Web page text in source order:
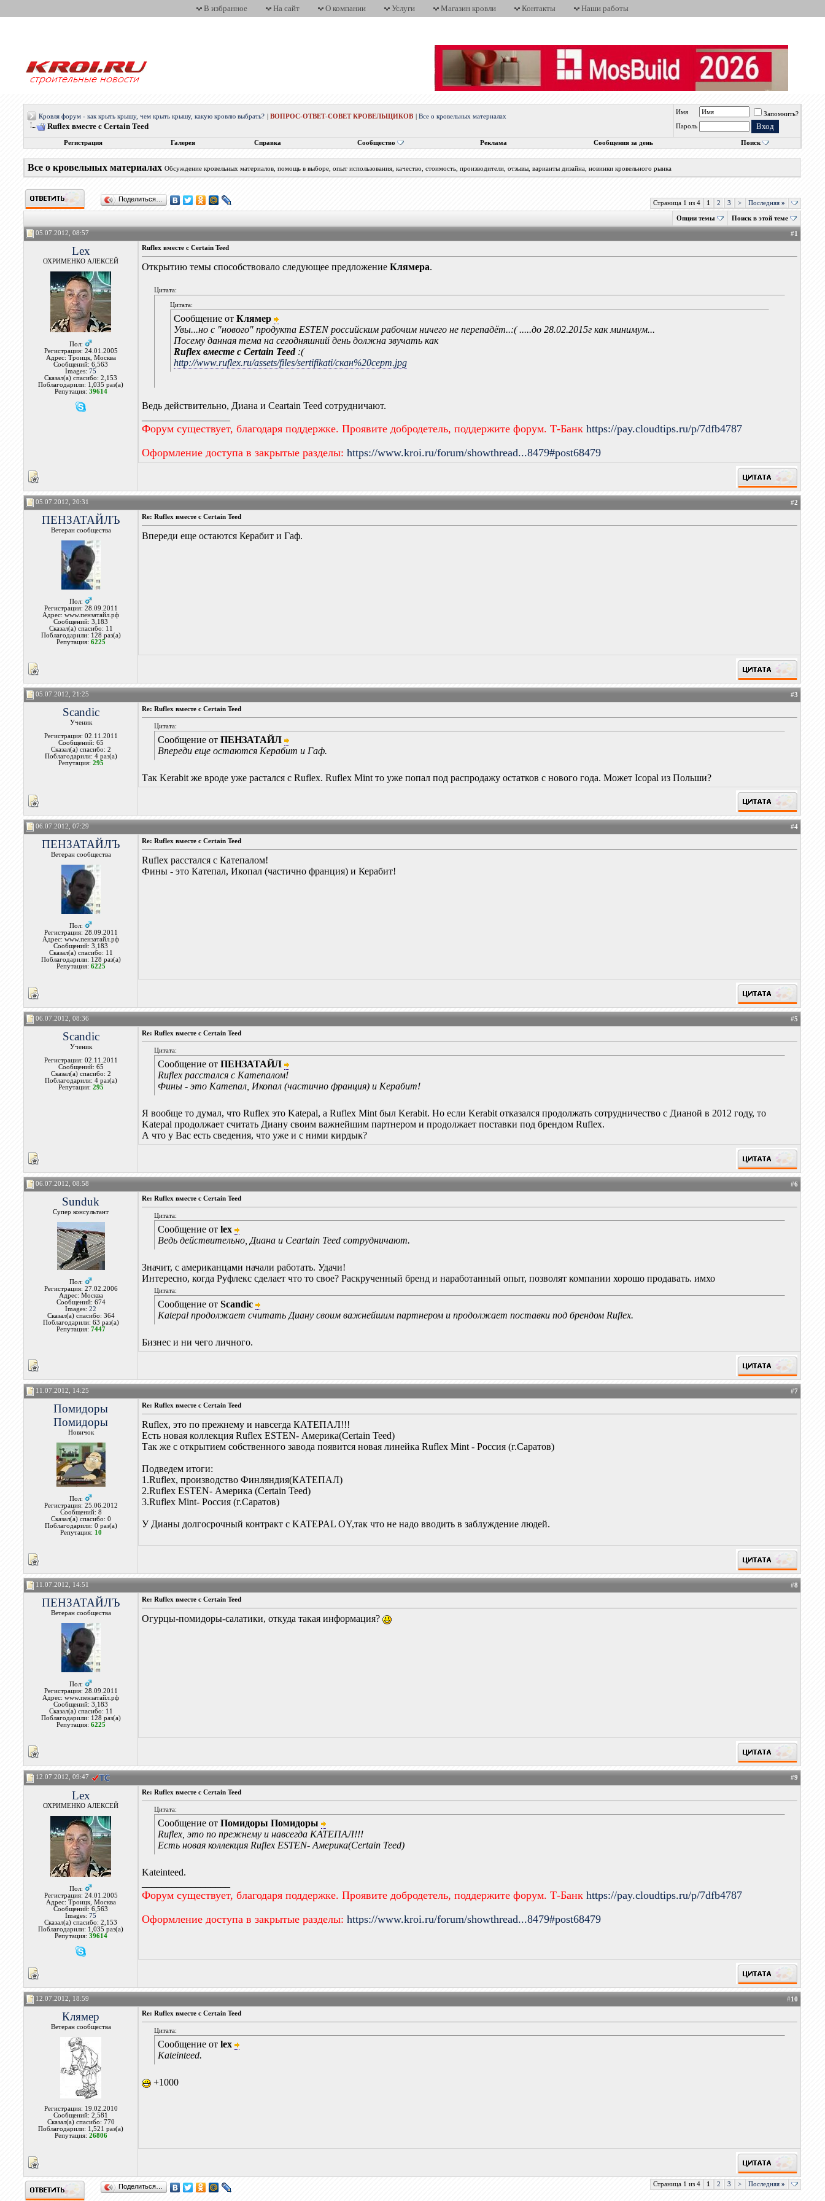
В избранное На сайт О компании Услуги Магазин кровли Контакты Наши работы
Кровля форум - как крыть крышу, чем крыть крышу, какую кровлю выбрать? |ВОПРОС-ОТВЕТ-СОВЕТ КРОВЕЛЬЩИКОВ |Все о кровельных материалах
Ruflex вместе с Certain Teed
Имя
Запомнить?
Пароль
Регистрация Галерея Справка Сообщество Реклама Сообщения за день Поиск
Все о кровельных материалах Обсуждение кровельных материалов, помощь в выборе, опыт использования, качество, стоимость, производители, отзывы, варианты дизайна, новинки кровельного рынка
Поделиться…
Страница 1 из 4 1 2 3 > Последняя»
Опции темы Поиск в этой теме
05.07.2012, 08:57 #1
Lex
ОХРИМЕНКО АЛЕКСЕЙ
Пол:
Регистрация: 24.01.2005
Адрес: Троицк, Москва
Сообщений: 6,563
Images:75
Сказал(а) спасибо: 2,153
Поблагодарили: 1,035 раз(а)
Репутация: 39614
Ruflex вместе с Certain Teed
Открытию темы способствовало следующее предложениеКлямера.
Цитата:
Цитата:
Сообщение отКлямер
Увы...но с "нового" продукта ESTEN российским рабочим ничего не перепадёт..:( .....до 28.02.2015г как минимум...
Посему данная тема на сегодняшний день должна звучать как
Ruflex вместе с Certain Teed:(
http://www.ruflex.ru/assets/files/sertifikati/скан%20серт.jpg
Ведь действительно, Диана и Ceartain Teed сотрудничают.
Форум существует, благодаря поддержке. Проявите добродетель, поддержите форум. Т-Банкhttps://pay.cloudtips.ru/p/7dfb4787
Оформление доступа в закрытые разделы:https://www.kroi.ru/forum/showthread...8479#post68479
05.07.2012, 20:31 #2
ПЕНЗАТАЙЛЪ
Ветеран сообщества
Пол:
Регистрация: 28.09.2011
Адрес: www.пензатайл.рф
Сообщений: 3,183
Сказал(а) спасибо: 11
Поблагодарили: 128 раз(а)
Репутация: 6225
Re: Ruflex вместе с Certain Teed
Впереди еще остаются Керабит и Гаф.
05.07.2012, 21:25 #3
Scandic
Ученик
Регистрация: 02.11.2011
Сообщений: 65
Сказал(а) спасибо: 2
Поблагодарили: 4 раз(а)
Репутация: 295
Re: Ruflex вместе с Certain Teed
Цитата:
Сообщение отПЕНЗАТАЙЛ
Впереди еще остаются Керабит и Гаф.
Так Kerabit же вроде уже растался с Ruflex. Ruflex Mint то уже попал под распродажу остатков с нового года. Может Icopal из Польши?
06.07.2012, 07:29 #4
ПЕНЗАТАЙЛЪ
Ветеран сообщества
Пол:
Регистрация: 28.09.2011
Адрес: www.пензатайл.рф
Сообщений: 3,183
Сказал(а) спасибо: 11
Поблагодарили: 128 раз(а)
Репутация: 6225
Re: Ruflex вместе с Certain Teed
Ruflex расстался с Катепалом!
Фины - это Катепал, Икопал (частично франция) и Керабит!
06.07.2012, 08:36 #5
Scandic
Ученик
Регистрация: 02.11.2011
Сообщений: 65
Сказал(а) спасибо: 2
Поблагодарили: 4 раз(а)
Репутация: 295
Re: Ruflex вместе с Certain Teed
Цитата:
Сообщение отПЕНЗАТАЙЛ
Ruflex расстался с Катепалом!
Фины - это Катепал, Икопал (частично франция) и Керабит!
Я вообще то думал, что Ruflex это Katepal, а Ruflex Mint был Kerabit. Но если Kerabit отказался продолжать сотрудничество с Дианой в 2012 году, то
Katepal продолжает считать Диану своим важнейшим партнером и продолжает поставки под брендом Ruflex.
А что у Вас есть сведения, что уже и с ними кирдык?
06.07.2012, 08:58 #6
Sunduk
Супер консультант
Пол:
Регистрация: 27.02.2006
Адрес: Москва
Сообщений: 674
Images:22
Сказал(а) спасибо: 364
Поблагодарили: 63 раз(а)
Репутация: 7447
Re: Ruflex вместе с Certain Teed
Цитата:
Сообщение отlex
Ведь действительно, Диана и Ceartain Teed сотрудничают.
Значит, с американцами начали работать. Удачи!
Интересно, когда Руфлекс сделает что то свое? Раскрученный бренд и наработанный опыт, позволят компании хорошо продавать. имхо
Цитата:
Сообщение отScandic
Katepal продолжает считать Диану своим важнейшим партнером и продолжает поставки под брендом Ruflex.
Бизнес и ни чего личного.
11.07.2012, 14:25 #7
Помидоры
Помидоры
Новичок
Пол:
Регистрация: 25.06.2012
Сообщений: 8
Сказал(а) спасибо: 0
Поблагодарили: 0 раз(а)
Репутация: 10
Re: Ruflex вместе с Certain Teed
Ruflex, это по прежнему и навсегда КАТЕПАЛ!!!
Есть новая коллекция Ruflex ESTEN- Америка(Certain Teed)
Так же с открытием собственного завода появится новая линейка Ruflex Mint - Россия (г.Саратов)
Подведем итоги:
1.Ruflex, производство Финляндия(КАТЕПАЛ)
2.Ruflex ESTEN- Америка (Certain Teed)
3.Ruflex Mint- Россия (г.Саратов)
У Дианы долгосрочный контракт с KATEPAL OY,так что не надо вводить в заблуждение людей.
11.07.2012, 14:51 #8
ПЕНЗАТАЙЛЪ
Ветеран сообщества
Пол:
Регистрация: 28.09.2011
Адрес: www.пензатайл.рф
Сообщений: 3,183
Сказал(а) спасибо: 11
Поблагодарили: 128 раз(а)
Репутация: 6225
Re: Ruflex вместе с Certain Teed
Огурцы-помидоры-салатики, откуда такая информация?
12.07.2012, 09:47 #9
Lex
ОХРИМЕНКО АЛЕКСЕЙ
Пол:
Регистрация: 24.01.2005
Адрес: Троицк, Москва
Сообщений: 6,563
Images:75
Сказал(а) спасибо: 2,153
Поблагодарили: 1,035 раз(а)
Репутация: 39614
Re: Ruflex вместе с Certain Teed
Цитата:
Сообщение отПомидоры Помидоры
Ruflex, это по прежнему и навсегда КАТЕПАЛ!!!
Есть новая коллекция Ruflex ESTEN- Америка(Certain Teed)
Kateinteed.
Форум существует, благодаря поддержке. Проявите добродетель, поддержите форум. Т-Банкhttps://pay.cloudtips.ru/p/7dfb4787
Оформление доступа в закрытые разделы:https://www.kroi.ru/forum/showthread...8479#post68479
12.07.2012, 18:59 #10
Клямер
Ветеран сообщества
Регистрация: 19.02.2010
Сообщений: 2,581
Сказал(а) спасибо: 770
Поблагодарили: 1,521 раз(а)
Репутация: 26806
Re: Ruflex вместе с Certain Teed
Цитата:
Сообщение отlex
Kateinteed.
+1000
Поделиться… Страница 1 из 4 1 2 3 > Последняя»